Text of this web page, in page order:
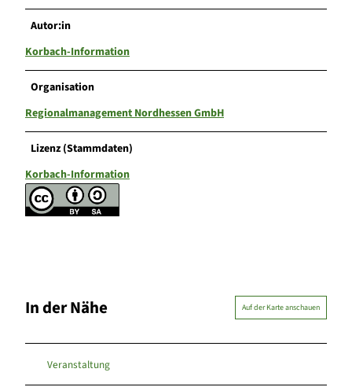
Autor:in
Korbach-Information
Organisation
Regionalmanagement Nordhessen GmbH
Lizenz (Stammdaten)
Korbach-Information
In der Nähe Auf der Karte anschauen
Veranstaltung